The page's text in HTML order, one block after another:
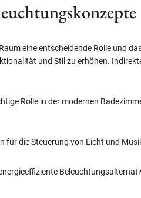
eine entscheidende Rolle und
und Stil zu erhöhen.
Rolle in der modernen
für die Steuerung von Licht und